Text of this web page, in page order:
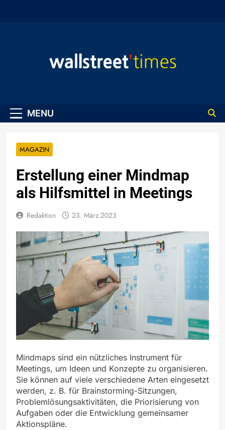
MENU
MAGAZIN
Erstellung einer Mindmap
als Hilfsmittel in Meetings
Redaktion 23. März 2023
Mindmaps sind ein nützliches Instrument für
Meetings, um Ideen und Konzepte zu organisieren.
Sie können auf viele verschiedene Arten eingesetzt
werden, z. B. für Brainstorming-Sitzungen,
Problemlösungsaktivitäten, die Priorisierung von
Aufgaben oder die Entwicklung gemeinsamer
Aktionspläne.